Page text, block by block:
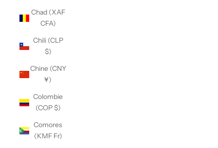
Chad (XAF
CFA)
Chili (CLP
$)
Chine (CNY
¥)
Colombie
(COP $)
Comores
(KMF Fr)